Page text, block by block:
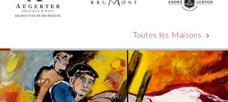
Toutes les Maisons chevron_right